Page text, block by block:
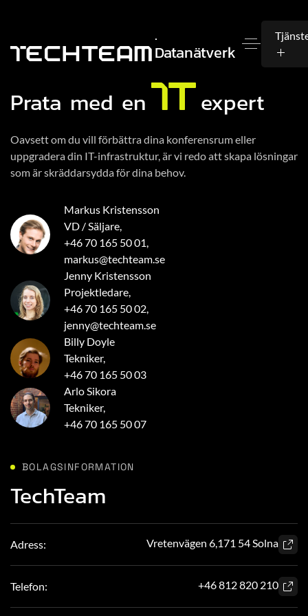
.
Datanätverk
Prata med en expert
Oavsett om du vill förbättra dina konferensrum eller
uppgradera din IT-infrastruktur, är vi redo att skapa lösningar
som är skräddarsydda för dina behov.
Markus Kristensson
VD / Säljare,
+46 70 165 50 01,
markus@techteam.se
Jenny Kristensson
Projektledare,
+46 70 165 50 02,
jenny@techteam.se
Billy Doyle
Tekniker,
+46 70 165 50 03
Arlo Sikora
Tekniker,
+46 70 165 50 07
BOLAGSINFORMATION
TechTeam
Adress: Vretenvägen 6,171 54 Solna
Telefon: +46 812 820 210